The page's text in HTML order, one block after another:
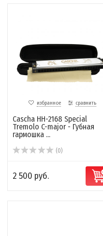
избранное сравнить
Cascha HH-2168 Special
Tremolo C-major - Губная
гармошка ...
(0)
2 500 руб.